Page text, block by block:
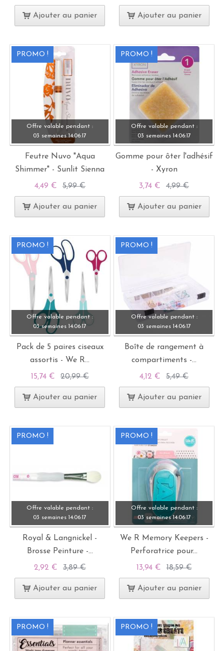
Ajouter au panier Ajouter au panier
PROMO !
Offre valable pendant :
03 semaines 14:06:15
Feutre Nuvo "Aqua
Shimmer" - Sunlit Sienna
4,49 € 5,99 €
Ajouter au panier
PROMO !
Offre valable pendant :
03 semaines 14:06:15
Gomme pour ôter l'adhésif
- Xyron
3,74 € 4,99 €
Ajouter au panier
PROMO !
Offre valable pendant :
03 semaines 14:06: 15
Pack de 5 paires ciseaux
assortis - We R...
15,74 € 20,99 €
Ajouter au panier
PROMO !
Offre valable pendant :
03 semaines
14:06:15
Boîte de rangement à
compartiments -...
4,12 € 5,49 €
Ajouter au panier
PROMO !
Offre valable pendant :
03 semaines 14:06:15
Royal & Langnickel -
Brosse Peinture -...
2,92 € 3,89 €
Ajouter au panier
PROMO !
Offre valable pendant :
03 semaines 14:06:15
We R Memory Keepers -
Perforatrice pour...
13,94 € 18,59 €
Ajouter au panier
PROMO ! PROMO !